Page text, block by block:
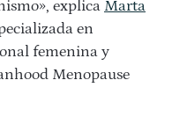
explica Marta
en
femenina y
Menopause